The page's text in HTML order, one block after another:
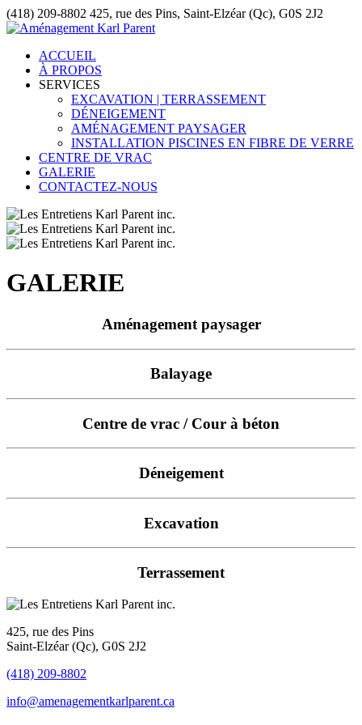
(418) 209-8802 425, rue des Pins, Saint-Elzéar (Qc), G0S 2J2
ACCUEIL
À PROPOS
SERVICES
EXCAVATION | TERRASSEMENT
DÉNEIGEMENT
AMÉNAGEMENT PAYSAGER
INSTALLATION PISCINES EN FIBRE DE VERRE
CENTRE DE VRAC
GALERIE
CONTACTEZ-NOUS
GALERIE
Aménagement paysager
Balayage
Centre de vrac / Cour à béton
Déneigement
Excavation
Terrassement
425, rue des Pins
Saint-Elzéar (Qc), G0S 2J2
(418) 209-8802
info@amenagementkarlparent.ca